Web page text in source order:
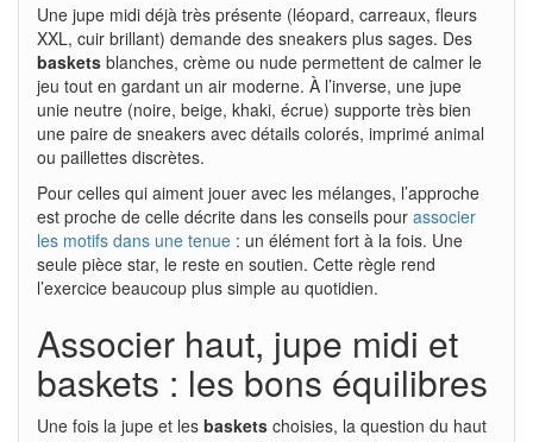
Une jupe midi déjà très présente (léopard, carreaux, fleurs
XXL, cuir brillant) demande des sneakers plus sages. Des
baskets blanches, crème ou nude permettent de calmer le
jeu tout en gardant un air moderne. À l’inverse, une jupe
unie neutre (noire, beige, khaki, écrue) supporte très bien
une paire de sneakers avec détails colorés, imprimé animal
ou paillettes discrètes.
Pour celles qui aiment jouer avec les mélanges, l’approche
est proche de celle décrite dans les conseils pour associer
les motifs dans une tenue : un élément fort à la fois. Une
seule pièce star, le reste en soutien. Cette règle rend
l’exercice beaucoup plus simple au quotidien.
Associer haut, jupe midi et
baskets : les bons équilibres
Une fois la jupe et les baskets choisies, la question du haut